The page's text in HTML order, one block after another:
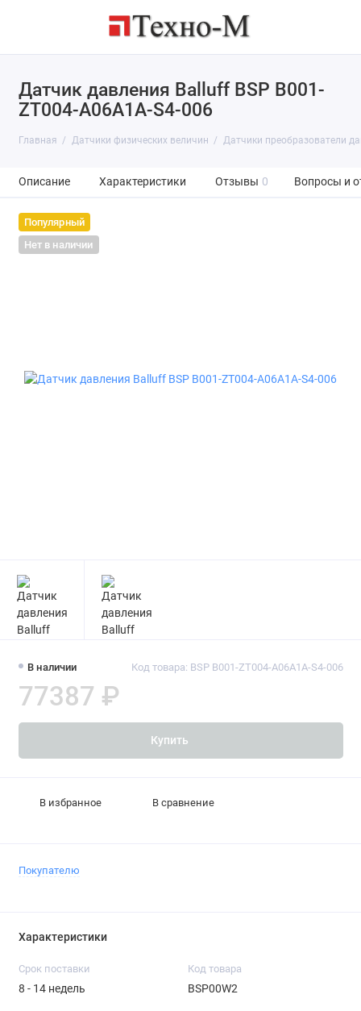
Датчик давления Balluff BSP B001-
ZT004-A06A1A-S4-006
Главная Датчики физических величин Датчики преобразователи
Описание Характеристики Отзывы 0 Вопросы и
Популярный
Нет в наличии
В наличии Код товара: BSP B001-ZT004-A06A1A-S4-006
77387 ₽
Купить
В избранное В сравнение
Покупателю
Характеристики
Срок поставки
8 - 14 недель
Код товара
BSP00W2